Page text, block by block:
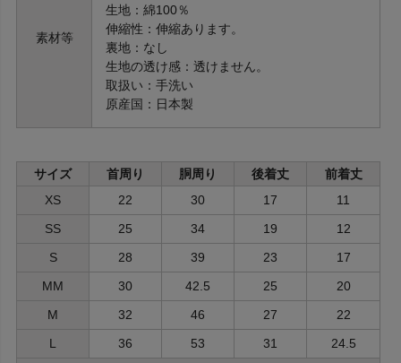
素材等
生地：綿100％
伸縮性：伸縮あります。
裏地：なし
生地の透け感：透けません。
取扱い：手洗い
原産国：日本製
サイズ 首周り 胴周り 後着丈
前着丈
XS
22 30 17
11
SS
25 34 19
12
S
28 39 23
17
MM
30 42.5 25
20
M
32 46 27
22
L
36 53 31 24.5